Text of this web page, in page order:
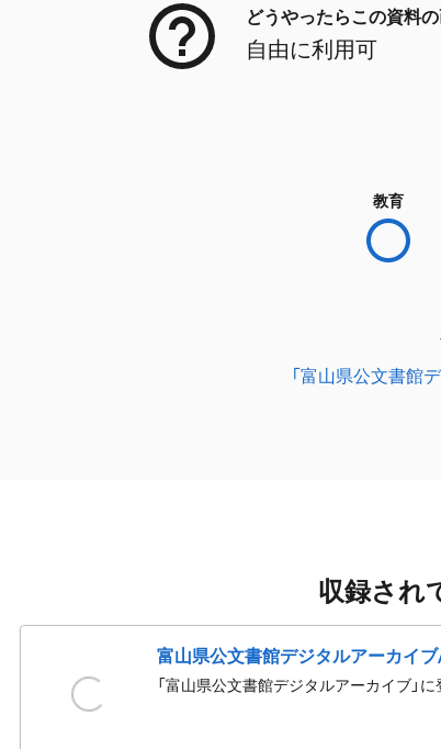
どうやったらこの資料
自由に利用可
教育
「富山県公文書館
収録され
富山県公文書館デジタルアーカイ
「富山県公文書館デジタルアーカイブ」